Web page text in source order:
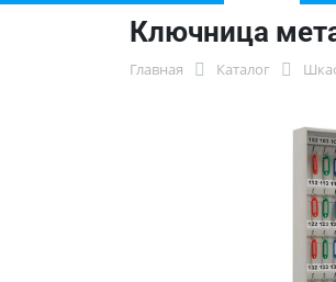
Ключница
Главная Каталог